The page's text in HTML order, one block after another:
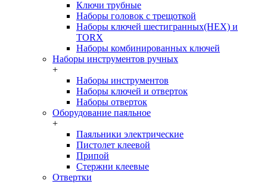
Ключи трубные
Наборы головок c трещоткой
Наборы ключей шестигранных(HEX) и
TORX
Наборы комбинированных ключей
Наборы инструментов ручных
+
Наборы инструментов
Наборы ключей и отверток
Наборы отверток
Оборудование паяльное
+
Паяльники электрические
Пистолет клеевой
Припой
Стержни клеевые
Отвертки